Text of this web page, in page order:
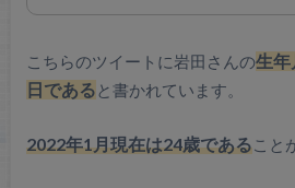
こちらのツイートに岩田さんの生年
日であると書かれています。
2022年1月現在は24歳であること